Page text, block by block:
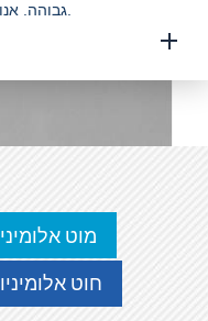
מוט
חוט